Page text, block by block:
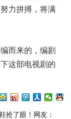
力拼搏，将满
而来的，编剧
这部电视剧的
抢了眼！网友：